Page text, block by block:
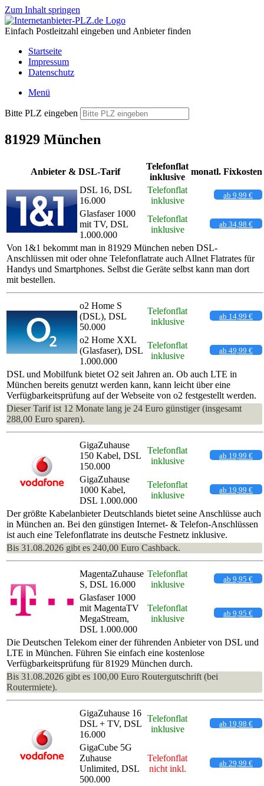
Zum Inhalt springen
Einfach Postleitzahl eingeben und Anbieter finden
Startseite
Impressum
Datenschutz
Menü
Bitte PLZ eingeben
81929 München
Anbieter & DSL-Tarif
Telefonflat
inklusive
monatl. Fixkosten
DSL 16, DSL
16.000
Telefonflat
inklusive
ab 9,99 €
Glasfaser 1000
mit TV, DSL
1.000.000
Telefonflat
inklusive
ab 34,98 €
Von 1&1 bekommt man in 81929 München neben DSL-
Anschlüssen mit oder ohne Telefonflatrate auch Allnet Flatrates für
Handys und Smartphones. Selbst die Geräte selbst kann man dort
mit bestellen.
o2 Home S
(DSL), DSL
50.000
Telefonflat
inklusive
ab 14,99 €
o2 Home XXL
(Glasfaser), DSL
1.000.000
Telefonflat
inklusive
ab 49,99 €
DSL und Mobilfunk bietet O2 seit Jahren an. Ob auch LTE in
München bereits genutzt werden kann, kann leicht über eine
Verfügbarkeitsprüfung auf der Webseite von o2 festgestellt werden.
Dieser Tarif ist 12 Monate lang je 24 Euro günstiger (insgesamt
288,00 Euro sparen).
GigaZuhause
150 Kabel, DSL
150.000
Telefonflat
inklusive
ab 19,99 €
GigaZuhause
1000 Kabel,
DSL 1.000.000
Telefonflat
inklusive
ab 19,99 €
Der größte Kabelanbieter Deutschlands bietet seine Anschlüsse auch
in München an. Bei den günstigen Internet- & Telefon-Anschlüssen
ist auch eine Telefonflatrate ins deutsche Festnetz inklusive.
Bis 31.08.2026 gibt es 240,00 Euro Cashback.
MagentaZuhause
S, DSL 16.000
Telefonflat
inklusive
ab 9,95 €
Glasfaser 1000
mit MagentaTV
MegaStream,
DSL 1.000.000
Telefonflat
inklusive
ab 9,95 €
Die Deutschen Telekom einer der führenden Anbieter von DSL und
LTE in München. Führen Sie einfach eine kostenlose
Verfügbarkeitsprüfung für 81929 München durch.
Bis 31.08.2026 gibt es 100,00 Euro Routergutschrift (bei
Routermiete).
GigaZuhause 16
DSL + TV, DSL
16.000
Telefonflat
inklusive
ab 19,98 €
GigaCube 5G
Zuhause
Unlimited, DSL
500.000
Telefonflat
nicht inkl.
ab 29,99 €